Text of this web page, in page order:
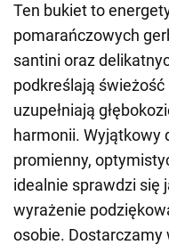
Ten bukiet to
pomarańczowych
santini oraz
podkreślają świeżość
uzupełniają
harmonii. Wyjątkowy
promienny,
idealnie sprawdzi się
wyrażenie
osobie. Dostarczamy